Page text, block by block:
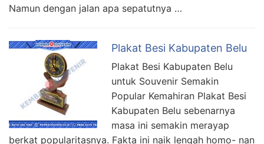
Namun dengan jalan apa sepatutnya …
Plakat Besi Kabupaten Belu
Plakat Besi Kabupaten Belu
untuk Souvenir Semakin
Popular Kemahiran Plakat Besi
Kabupaten Belu sebenarnya
masa ini semakin merayap
berkat popularitasnya. Fakta ini naik lengah homo- nan